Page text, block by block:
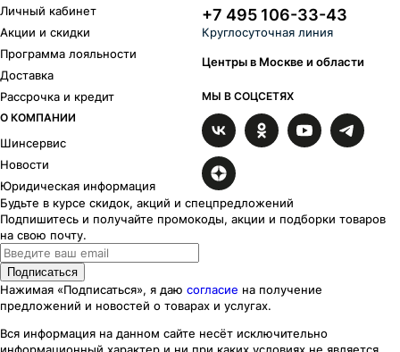
Личный кабинет
Акции и скидки
Программа лояльности
Доставка
Рассрочка и кредит
О КОМПАНИИ
Шинсервис
Новости
Юридическая информация
+7 495 106-33-43
Круглосуточная линия
Центры в Москве и области
МЫ В СОЦСЕТЯХ
Будьте в курсе скидок, акций и спецпредложений
Подпишитесь и получайте промокоды, акции и подборки товаров
на свою почту.
Подписаться
Нажимая «Подписаться», я даю согласие на получение
предложений и новостей о товарах и услугах.
Вся информация на данном сайте несёт исключительно